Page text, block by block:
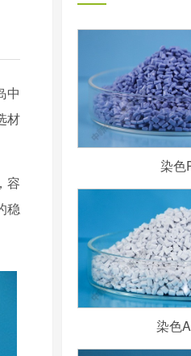
中
材
容
稳
染色
染色